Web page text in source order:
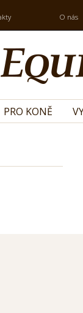
O nás
PRO KONĚ